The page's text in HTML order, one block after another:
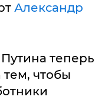
Александр
теперь
тем, чтобы